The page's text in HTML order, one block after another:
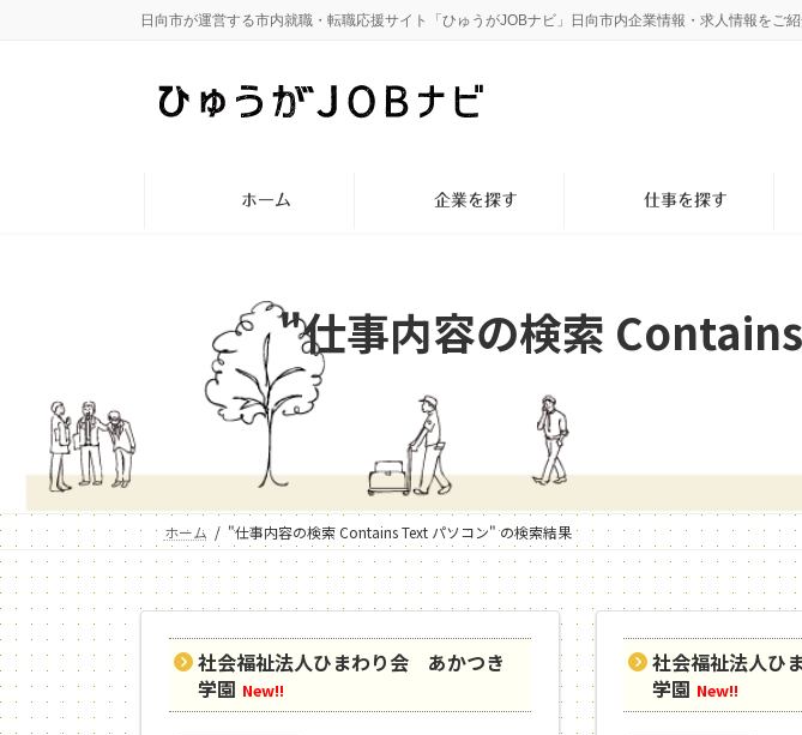
日向市が運営する市内就職・転職応援サイト「ひゅうがJOBナビ」日向市内企業情報・求人情報をご
ホーム 企業を探す 仕事を探す
"仕事内容の検索
ホーム "仕事内容の検索 Contains Text パソコン" の検索結果
社会福祉法人ひまわり会 あかつき
学園 New!!
社会福祉法人ひ
学園 New!!